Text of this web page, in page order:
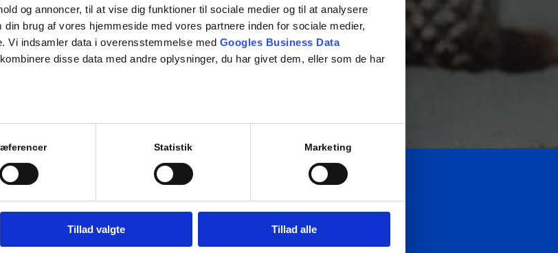
og annoncer, til at vise dig funktioner til sociale medier og til at analysere
brug af vores hjemmeside med vores partnere inden for sociale medier,
Vi indsamler data i overensstemmelse med Googles Business Data
disse data med andre oplysninger, du har givet dem, eller som de har
Statistik Marketing
Tillad valgte Tillad alle
med montering fra 3.495 kr.